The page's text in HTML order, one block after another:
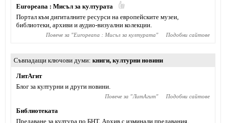
Europeana : Мисъл за културата
Портал към дигиталните ресурси на европейските музеи,
библиотеки, архиви и аудио-визуални колекции.
Повече за "Europeana : Мисъл за културата" Подобни сайтове
Съвпадащи ключови думи книги, културни новини
ЛитАгит
Блог за културни и други новини.
Повече за "ЛитАгит" Подобни сайтове
Библиотеката
Предаване за култура по БНТ. Архив с изминали предавания.